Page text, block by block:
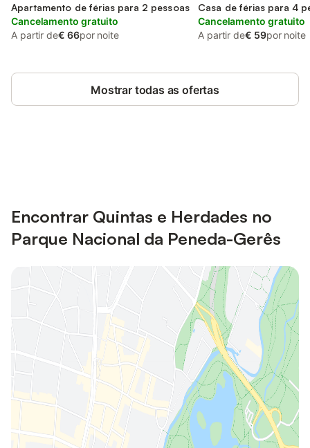
Peneda-Gerês
Apartamento de férias para 2 pessoas
Cancelamento gratuito
A partir de€ 66por noite
Distrito de Viana do
Casa de férias para 4
Cancelamento gratuito
A partir de€ 59por noite
Mostrar todas as ofertas
Encontrar Quintas e Herdades no
Parque Nacional da Peneda-Gerês